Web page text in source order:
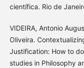
científica. Rio de
VIDEIRA, Antonio
Oliveira.
Justification: How to
studies in Philosophy